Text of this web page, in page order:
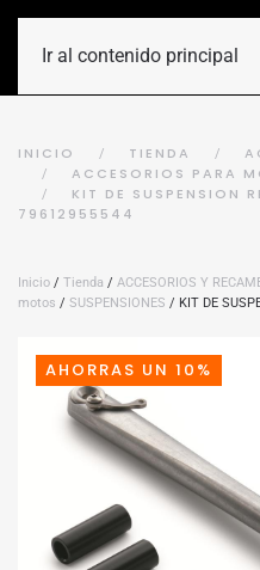
Ir al contenido principal
INICIO TIENDA
ACCESORIOS PARA
KIT DE SUSPENSION
79612955544
Inicio / Tienda / ACCESORIOS Y
motos / SUSPENSIONES / KIT DE
AHORRAS UN 10%